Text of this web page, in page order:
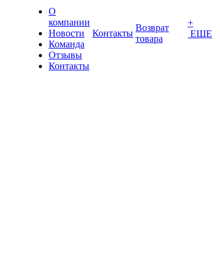
О
компании
Новости
Команда
Отзывы
Контакты
Контакты
Возврат
товара
+
ЕЩЕ